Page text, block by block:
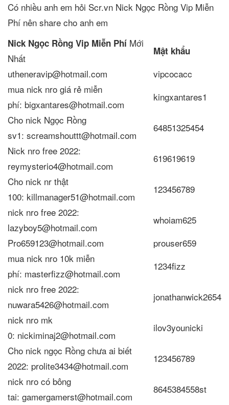
Có nhiều anh em hỏi Scr.vn Nick Ngọc Rồng Vip Miễn
Phí nên share cho anh em
Nick Ngọc Rồng Vip Miễn Phí Mới
Nhất
Mật khẩu
utheneravip@hotmail.com
vipcocacc
mua nick nro giá rẻ miễn
phí: bigxantares@hotmail.com
kingxantares1
Cho nick Ngọc Rồng
sv1: screamshouttt@hotmail.com
64851325454
Nick nro free 2022:
reymysterio4@hotmail.com
619619619
Cho nick nr thật
100: killmanager51@hotmail.com
123456789
nick nro free 2022:
lazyboy5@hotmail.com
whoiam625
Pro659123@hotmail.com
prouser659
mua nick nro 10k miễn
phí: masterfizz@hotmail.com
1234fizz
nick nro free 2022:
nuwara5426@hotmail.com
jonathanwick2654
nick nro mk
0: nickiminaj2@hotmail.com
ilov3younicki
Cho nick ngọc Rồng chưa ai biết
2022: prolite3434@hotmail.com
123456789
nick nro có bông
tai: gamergamerst@hotmail.com
8645384558st